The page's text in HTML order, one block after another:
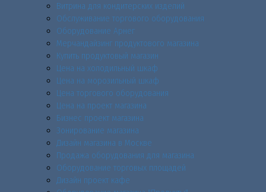
Витрина для кондитерских изделий
Обслуживание торгового оборудования
Оборудование Арнег
Мерчандайзинг продуктового магазина
Купить продуктовый магазин
Цена на холодильный шкаф
Цена на морозильный шкаф
Цена торгового оборудования
Цена на проект магазина
Бизнес проект магазина
Зонирование магазина
Дизайн магазина в Москве
Продажа оборудования для магазина
Оборудование торговых площадей
Дизайн проект кафе